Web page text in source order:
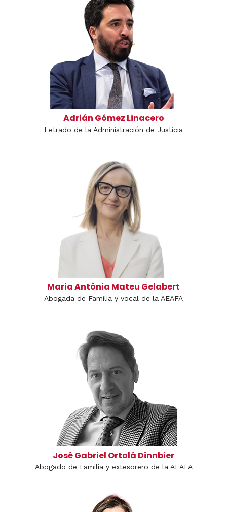
Adrián Gómez Linacero
Letrado de la Administración de Justicia
Maria Antònia Mateu Gelabert
Abogada de Familia y vocal de la AEAFA
José Gabriel Ortolá Dinnbier
Abogado de Familia y extesorero de la AEAFA